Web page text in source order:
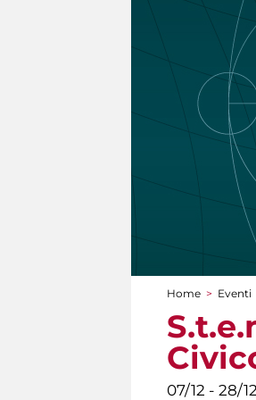
Tu sei
Home > Eventi
07/12 - 28/